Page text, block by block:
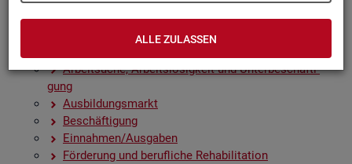
ALLE ZULASSEN
Ar­beit­su­che, Ar­beits­lo­sig­keit und Un­ter­be­schäf­ti­
gung
Aus­bil­dungs­markt
Be­schäf­ti­gung
Ein­nah­men/Aus­ga­ben
För­de­rung und be­ruf­li­che Re­ha­bi­li­ta­ti­on